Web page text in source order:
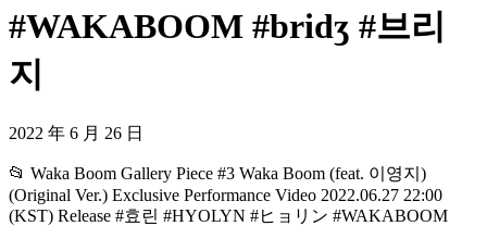
#WAKABOOM #bridʒ #브리
지
2022 年 6 月 26 日
📂 Waka Boom Gallery Piece #3 Waka Boom (feat. 이영지)
(Original Ver.) Exclusive Performance Video 2022.06.27 22:00
(KST) Release #효린 #HYOLYN #ヒョリン #WAKABOOM